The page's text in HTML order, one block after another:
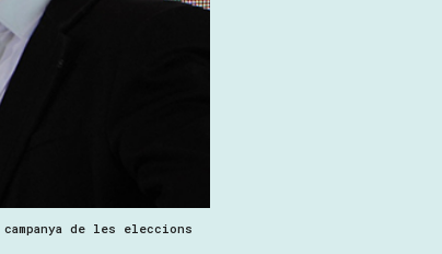
de les eleccions